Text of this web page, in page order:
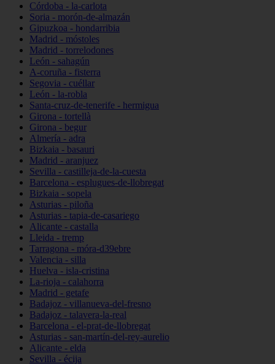
Córdoba - la-carlota
Soria - morón-de-almazán
Gipuzkoa - hondarribia
Madrid - móstoles
Madrid - torrelodones
León - sahagún
A-coruña - fisterra
Segovia - cuéllar
León - la-robla
Santa-cruz-de-tenerife - hermigua
Girona - tortellà
Girona - begur
Almería - adra
Bizkaia - basauri
Madrid - aranjuez
Sevilla - castilleja-de-la-cuesta
Barcelona - esplugues-de-llobregat
Bizkaia - sopela
Asturias - piloña
Asturias - tapia-de-casariego
Alicante - castalla
Lleida - tremp
Tarragona - móra-d39ebre
Valencia - silla
Huelva - isla-cristina
La-rioja - calahorra
Madrid - getafe
Badajoz - villanueva-del-fresno
Badajoz - talavera-la-real
Barcelona - el-prat-de-llobregat
Asturias - san-martín-del-rey-aurelio
Alicante - elda
Sevilla - écija